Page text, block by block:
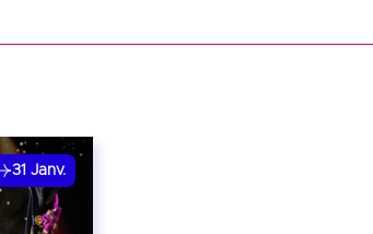
31 Janv.